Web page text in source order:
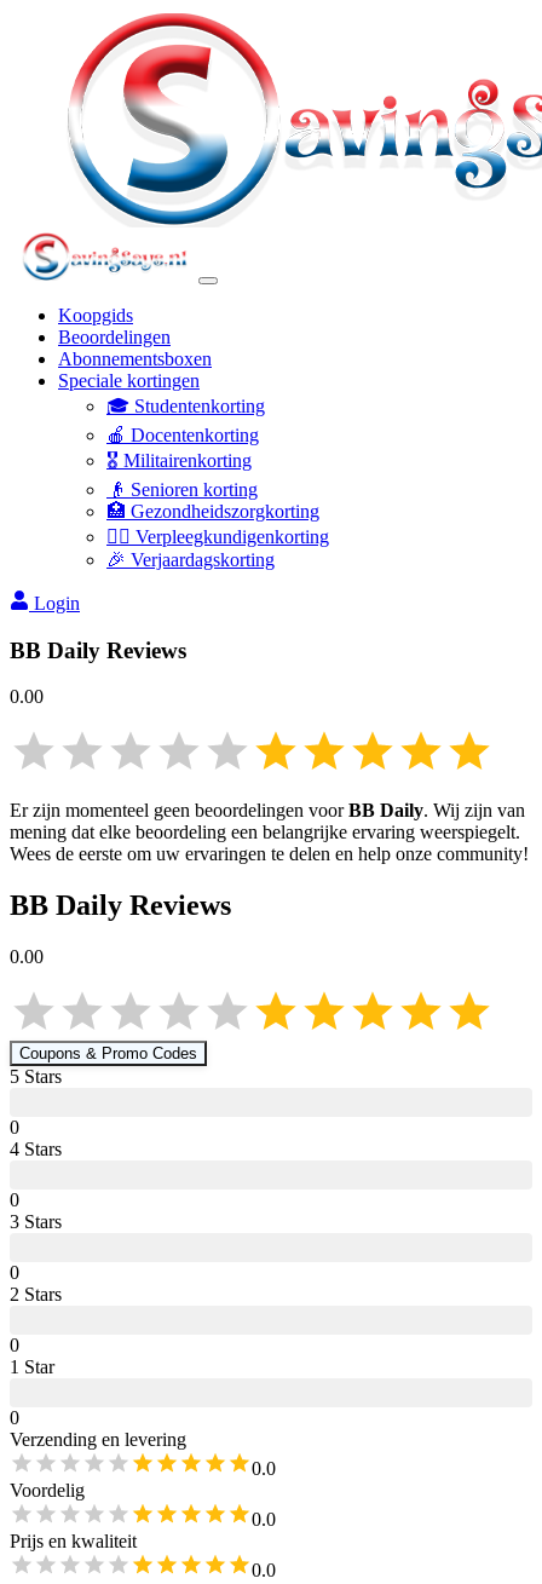
Koopgids
Beoordelingen
Abonnementsboxen
Speciale kortingen
🎓 Studentenkorting
🍎 Docentenkorting
🎖️ Militairenkorting
👴 Senioren korting
🏥 Gezondheidszorgkorting
👩‍⚕️ Verpleegkundigenkorting
🎉 Verjaardagskorting
Login
BB Daily Reviews
0.00
Er zijn momenteel geen beoordelingen voorBB Daily. Wij zijn van
mening dat elke beoordeling een belangrijke ervaring weerspiegelt.
Wees de eerste om uw ervaringen te delen en help onze community!
BB Daily Reviews
0.00
Coupons & Promo Codes
5 Stars
0
4 Stars
0
3 Stars
0
2 Stars
0
1 Star
0
Verzending en levering
0.0
Voordelig
0.0
Prijs en kwaliteit
0.0